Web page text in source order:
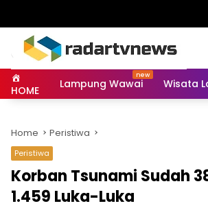
HOME Lampung Wawai Wisata
Home Peristiwa
Peristiwa
Korban Tsunami Sudah
1.459 Luka-Luka